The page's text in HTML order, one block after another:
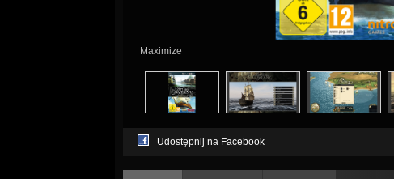
Maximize
Udostępnij na Facebook